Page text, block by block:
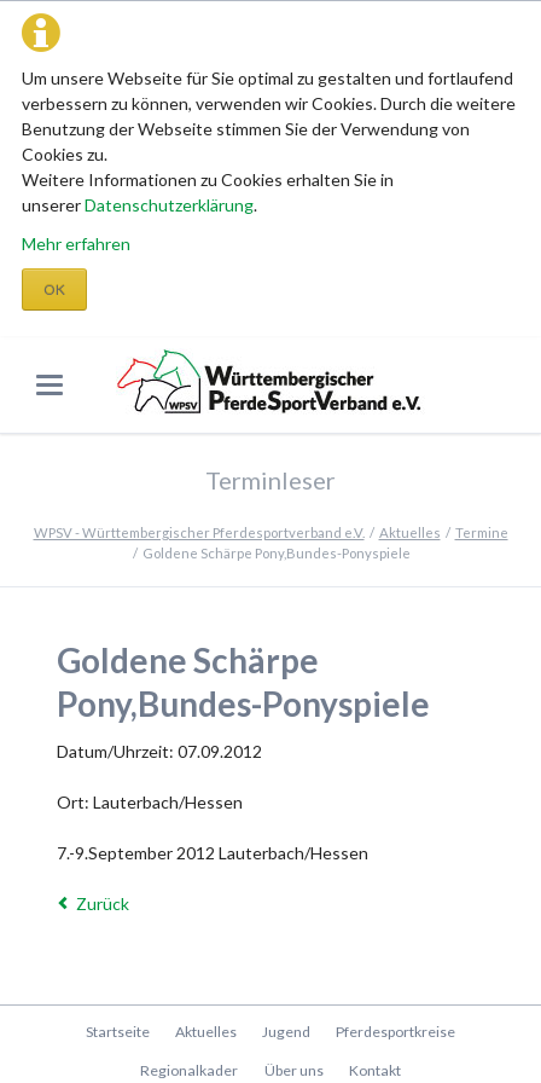
Um unsere Webseite für Sie optimal zu gestalten und fortlaufend
verbessern zu können, verwenden wir Cookies. Durch die weitere
Benutzung der Webseite stimmen Sie der Verwendung von
Cookies zu.
Weitere Informationen zu Cookies erhalten Sie in
unsererDatenschutzerklärung.
Mehr erfahren
OK
Terminleser
WPSV - Württembergischer Pferdesportverband e.V. Aktuelles
Termine
Goldene Schärpe Pony,Bundes-Ponyspiele
Goldene Schärpe
Pony,Bundes-Ponyspiele
Datum/Uhrzeit: 07.09.2012
Ort: Lauterbach/Hessen
7.-9.September 2012 Lauterbach/Hessen
Zurück
Navigation
Startseite Aktuelles Jugend Pferdesportkreise
Regionalkader Über uns Kontakt